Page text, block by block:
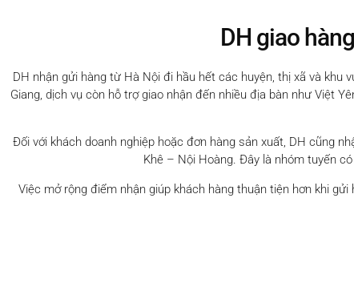
DH giao
DH nhận gửi hàng từ Hà Nội đi hầu hết các huyện, thị xã và khu
Giang, dịch vụ còn hỗ trợ giao nhận đến nhiều địa bàn như Việt
Đối với khách doanh nghiệp hoặc đơn hàng sản xuất, DH cũng
Khê – Nội Hoàng. Đây là nhóm tuyến
Việc mở rộng điểm nhận giúp khách hàng thuận tiện hơn khi